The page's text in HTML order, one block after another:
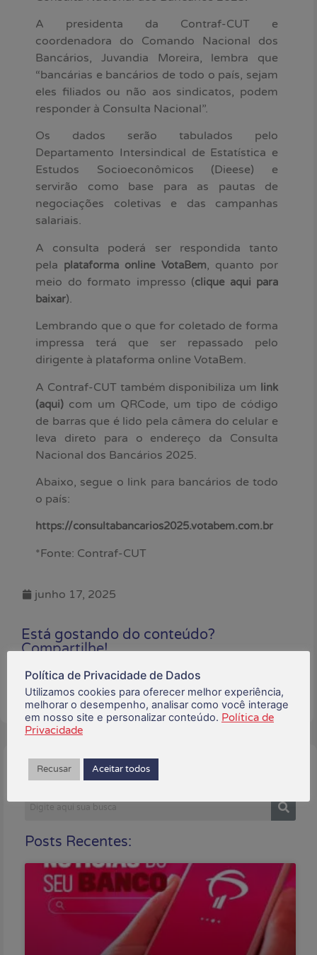
A presidenta da Contraf-CUT e
coordenadora do Comando Nacional dos
Bancários, Juvandia Moreira, lembra que
“bancárias e bancários de todo o país, sejam
eles filiados ou não aos sindicatos, podem
responder à Consulta Nacional”.
Os dados serão tabulados pelo
Departamento Intersindical de Estatística e
Estudos Socioeconômicos (Dieese) e
servirão como base para as pautas de
negociações coletivas e das campanhas
salariais.
A consulta poderá ser respondida tanto
pela plataforma online VotaBem, quanto por
meio do formato impresso (clique aqui para
baixar).
Lembrando que o que for coletado de forma
impressa terá que ser repassado pelo
dirigente à plataforma online VotaBem.
A Contraf-CUT também disponibiliza um link
(aqui) com um QRCode, um tipo de código
de barras que é lido pela câmera do celular e
leva direto para o endereço da Consulta
Nacional dos Bancários 2025.
Abaixo, segue o link para bancários de todo
o país:
https://consultabancarios2025.votabem.com.br
*Fonte: Contraf-CUT
junho 17, 2025
Está gostando do conteúdo?
Compartilhe!
Buscar:
Posts Recentes:
Política de Privacidade de Dados
Utilizamos cookies para oferecer melhor experiência,
melhorar o desempenho, analisar como você interage
em nosso site e personalizar conteúdo. Política de
Privacidade
Recusar Aceitar todos